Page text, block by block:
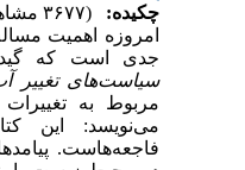
چکیده:
امروزه اهمیت
جدی است که
سیاست‌های تغییر
مربوط به
می‌نویسد: این
فاجعه‌هاست.